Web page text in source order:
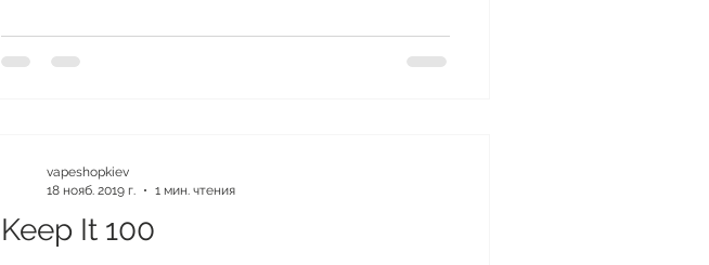
Keep It 100
vapeshopkiev
18 нояб. 2019 г.
1 мин. чтения